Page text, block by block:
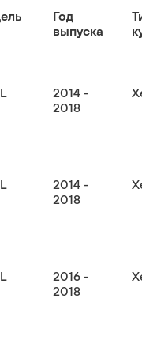
Год
выпуска
2014 -
2018
2014 -
2018
2016 -
2018